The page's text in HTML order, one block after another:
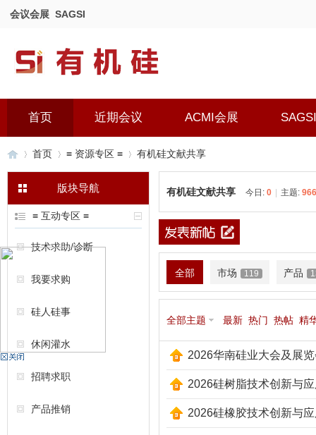
会议会展 SAGSI
首页 近期会议 ACMI会展 SAGSI
有
机
»
首页
›
≡ 资源专区 ≡ 有机硅文献共享
版块导航
≡ 互动专区 ≡
技术求助/诊断
我要求购
硅人硅事
休闲灌水
招聘求职
产品推销
有机硅文献共享 今日: 0 主题: 966
全部 市场 119 产品
全部主题 最新 热门 热帖 精
2026华南硅业大会及展
2026硅树脂技术创新与
2026硅橡胶技术创新与